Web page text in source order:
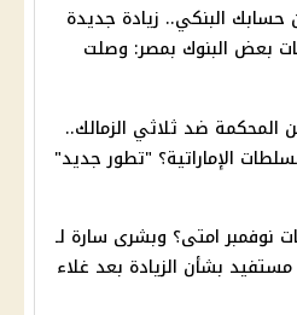
البنكي.. زيادة جديدة
بعض البنوك بمصر: وصلت
المحكمة ضد ثلاثي الزمالك..
الإماراتية؟ "تطور جديد"
نوفمبر امتى؟ وبشرى سارة لـ
مستفيد بشأن الزيادة بعد غلاء